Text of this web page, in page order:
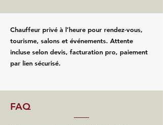
Chauffeur privé à l’heure pour rendez‑vous,
tourisme, salons et événements. Attente
incluse selon devis, facturation pro, paiement
par lien sécurisé.
FAQ